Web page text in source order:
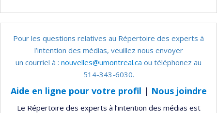
Pour les questions relatives au Répertoire des experts à
l’intention des médias, veuillez nous envoyer
un courriel à : nouvelles@umontreal.ca ou téléphonez au
514-343-6030.
Aide en ligne pour votre profil | Nous joindre
Le Répertoire des experts à l’intention des médias est